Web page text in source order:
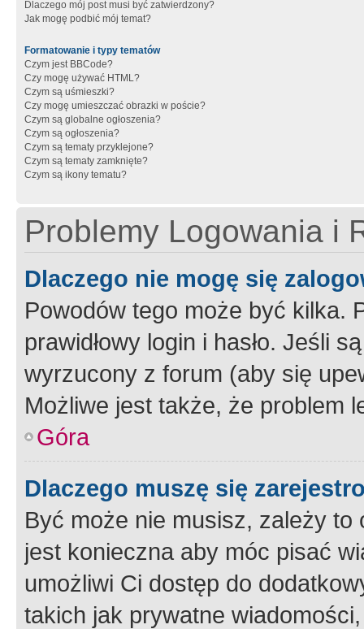
Dlaczego mój post musi być zatwierdzony?
Jak mogę podbić mój temat?
Formatowanie i typy tematów
Czym jest BBCode?
Czy mogę używać HTML?
Czym są uśmieszki?
Czy mogę umieszczać obrazki w poście?
Czym są globalne ogłoszenia?
Czym są ogłoszenia?
Czym są tematy przyklejone?
Czym są tematy zamknięte?
Czym są ikony tematu?
Problemy Logowania i
Dlaczego nie mogę się
Powodów tego może być kilka.
prawidłowy login i hasło. Jeśli
wyrzucony z forum (aby się
Możliwe jest także, że problem
Góra
Dlaczego muszę się
Być może nie musisz, zależy
jest konieczna aby móc pisać
umożliwi Ci dostęp do
takich jak prywatne